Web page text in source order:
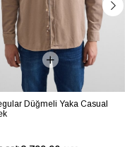
Düğmeli Yaka Casual